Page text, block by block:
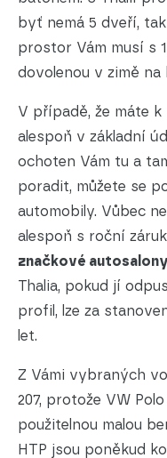
byť nemá 5 dveří,
prostor Vám musí s
dovolenou v zimě na
V případě, že máte
alespoň v základní
ochoten Vám tu a
poradit, můžete se
automobily. Vůbec
alespoň s roční
značkové autosalony
Thalia, pokud jí
profil, lze za
let.
Z Vámi vybraných
207, protože VW
použitelnou malou
HTP jsou poněkud